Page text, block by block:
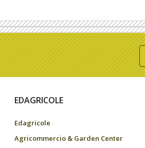
EDAGRICOLE
Edagricole
Agricommercio & Garden Center